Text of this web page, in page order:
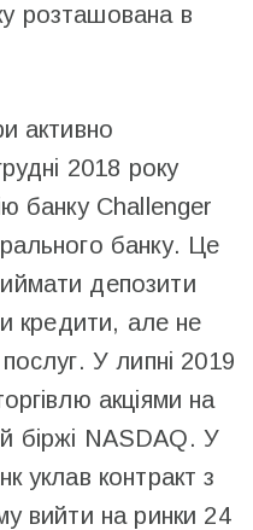
розташована в
активно
2018 року
банку Challenger
банку. Це
депозити
кредити, але не
У липні 2019
акціями на
біржі NASDAQ. У
уклав контракт з
вийти на ринки 24